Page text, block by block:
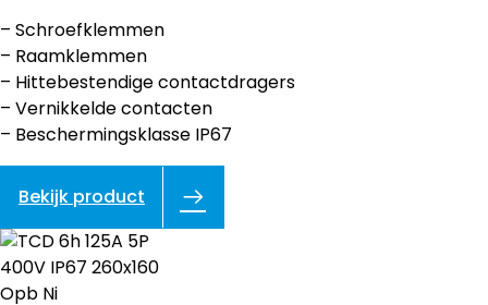
– Schroefklemmen
– Raamklemmen
– Hittebestendige contactdragers
– Vernikkelde contacten
– Beschermingsklasse IP67
Bekijk product